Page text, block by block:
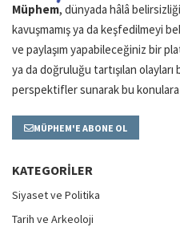
Müphem, dünyada hâlâ
kavuşmamış ya da keşfedilmeyi
ve paylaşım yapabileceğiniz bir
ya da doğruluğu tartışılan
perspektifler sunarak bu konulara
MÜPHEM'E ABONE OL
KATEGORILER
Siyaset ve Politika
Tarih ve Arkeoloji